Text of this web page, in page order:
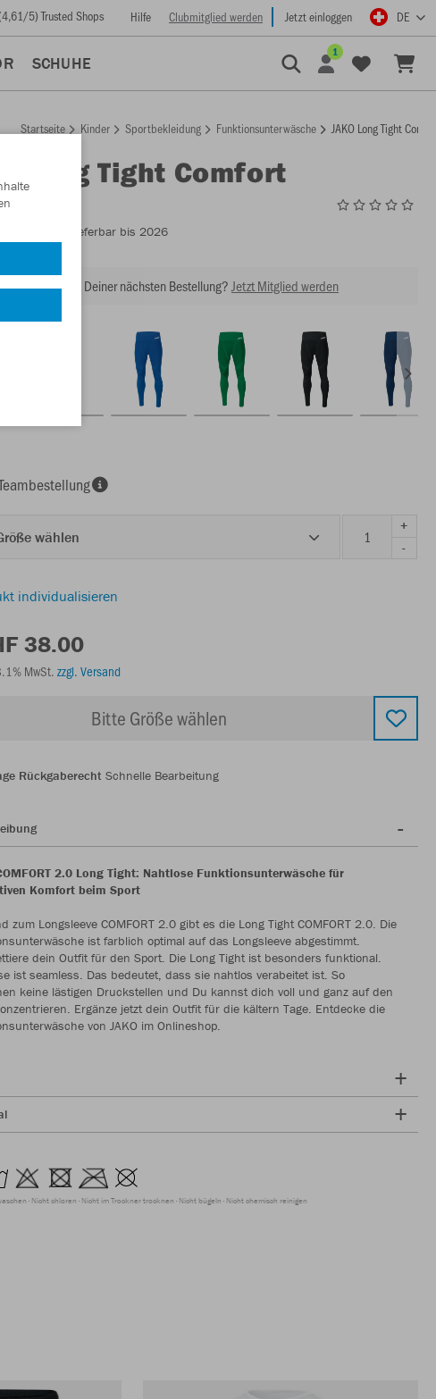
4,61/5) Trusted Shops Hilfe Clubmitglied werden Jetzt einloggen DE
SCHUHE
1
Startseite Kinder Sportbekleidung Funktionsunterwäsche JAKO Long Tight
Long Tight Comfort
- Lieferbar bis 2026
Rabatt bei Deiner nächsten Bestellung? Jetzt Mitglied werden
wählen
+
-
individualisieren
38.00
MwSt. zzgl. Versand
Bitte Größe wählen
Rückgaberecht Schnelle Bearbeitung
2.0 Long Tight: Nahtlose Funktionsunterwäsche für
Komfort beim Sport
zum Longsleeve COMFORT 2.0 gibt es die Long Tight COMFORT 2.0. Die
ist farblich optimal auf das Longsleeve abgestimmt.
dein Outfit für den Sport. Die Long Tight ist besonders funktional.
ist seamless. Das bedeutet, dass sie nahtlos verabeitet ist. So
keine lästigen Druckstellen und Du kannst dich voll und ganz auf den
Ergänze jetzt dein Outfit für die kältern Tage. Entdecke die
von JAKO im Onlineshop.
Nicht chloren Nicht im Trockner trocknen Nicht bügeln Nicht chemisch reinigen